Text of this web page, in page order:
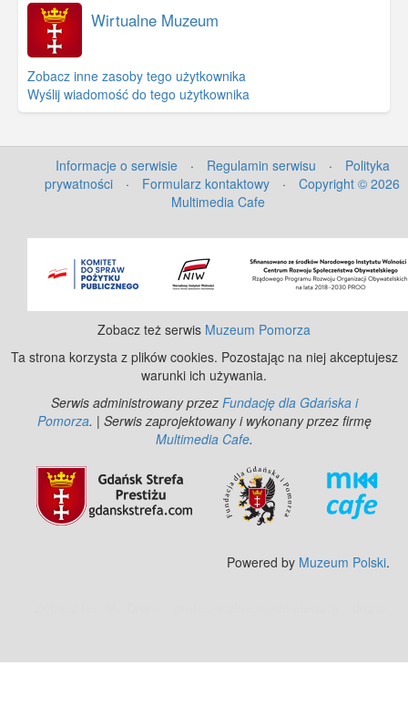
Wirtualne Muzeum
Zobacz inne zasoby tego użytkownika
Wyślij wiadomość do tego użytkownika
Informacje o serwisie · Regulamin serwisu ·
Polityka
prywatności
· Formularz kontaktowy ·
Copyright © 2026
Multimedia Cafe
Zobacz też serwis Muzeum Pomorza
Ta strona korzysta z plików cookies. Pozostając na niej akceptujesz
warunki ich używania.
Serwis administrowany przez Fundację dla Gdańska i
Pomorza. | Serwis zaprojektowany i wykonany przez firmę
Multimedia Cafe.
Powered by Muzeum Polski.